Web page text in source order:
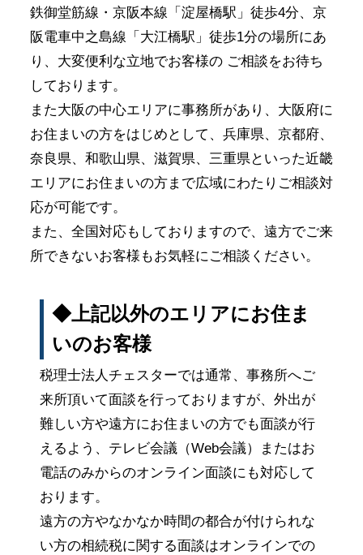
鉄御堂筋線・京阪本線「淀屋橋駅」徒歩4分、京
阪電車中之島線「大江橋駅」徒歩1分の場所にあ
り、大変便利な立地でお客様の ご相談をお待ち
しております。
また大阪の中心エリアに事務所があり、大阪府に
お住まいの方をはじめとして、兵庫県、京都府、
奈良県、和歌山県、滋賀県、三重県といった近畿
エリアにお住まいの方まで広域にわたりご相談対
応が可能です。
また、全国対応もしておりますので、遠方でご来
所できないお客様もお気軽にご相談ください。
◆上記以外のエリアにお住ま
いのお客様
税理士法人チェスターでは通常、事務所へご
来所頂いて面談を行っておりますが、外出が
難しい方や遠方にお住まいの方でも面談が行
えるよう、テレビ会議（Web会議）またはお
電話のみからのオンライン面談にも対応して
おります。
遠方の方やなかなか時間の都合が付けられな
い方の相続税に関する面談はオンラインでの